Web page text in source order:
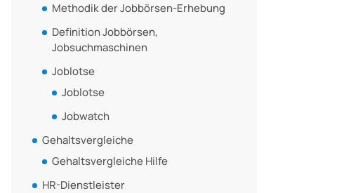
Methodik der Jobbörsen-Erhebung
Definition Jobbörsen,
Jobsuchmaschinen
Joblotse
Joblotse
Jobwatch
Gehaltsvergleiche
Gehaltsvergleiche Hilfe
HR-Dienstleister